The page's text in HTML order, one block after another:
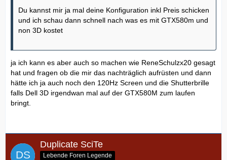
Du kannst mir ja mal deine Konfiguration inkl Preis schicken
und ich schau dann schnell nach was es mit GTX580m und
non 3D kostet
ja ich kann es aber auch so machen wie ReneSchulzx20 gesagt
hat und fragen ob die mir das nachträglich aufrüsten und dann
hätte ich ja auch noch den 120Hz Screen und die Shutterbrille
falls Dell 3D irgendwan mal auf der GTX580M zum laufen
bringt.
Duplicate SciTe
Lebende Foren Legende